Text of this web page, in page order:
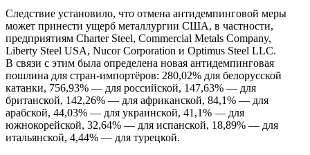
Следствие установило, что отмена антидемпинговой меры
может принести ущерб металлургии США, в частности,
предприятиям Charter Steel, Commercial Metals Company,
Liberty Steel USA, Nucor Corporation и Optimus Steel LLC.
В связи с этим была определена новая антидемпинговая
пошлина для стран-импортёров: 280,02% для белорусской
катанки, 756,93% — для российской, 147,63% — для
британской, 142,26% — для африканской, 84,1% — для
арабской, 44,03% — для украинской, 41,1% — для
южнокорейской, 32,64% — для испанской, 18,89% — для
итальянской, 4,44% — для турецкой.